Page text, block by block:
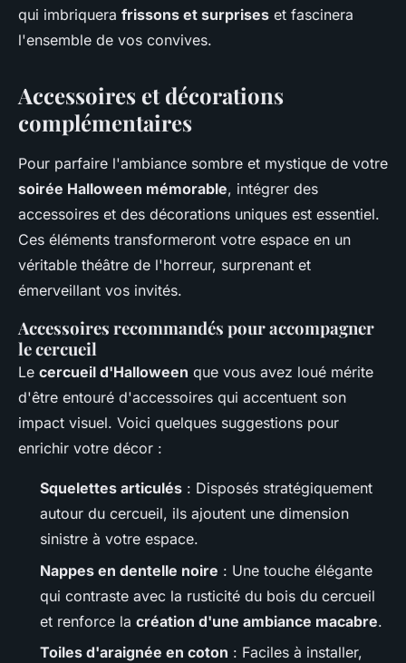
qui imbriquera frissons et surprises et fascinera
l'ensemble de vos convives.
Accessoires et décorations
complémentaires
Pour parfaire l'ambiance sombre et mystique de votre
soirée Halloween mémorable, intégrer des
accessoires et des décorations uniques est essentiel.
Ces éléments transformeront votre espace en un
véritable théâtre de l'horreur, surprenant et
émerveillant vos invités.
Accessoires recommandés pour accompagner
le cercueil
Le cercueil d'Halloween que vous avez loué mérite
d'être entouré d'accessoires qui accentuent son
impact visuel. Voici quelques suggestions pour
enrichir votre décor :
Squelettes articulés : Disposés stratégiquement
autour du cercueil, ils ajoutent une dimension
sinistre à votre espace.
Nappes en dentelle noire : Une touche élégante
qui contraste avec la rusticité du bois du cercueil
et renforce la création d'une ambiance macabre.
Toiles d'araignée en coton : Faciles à installer,